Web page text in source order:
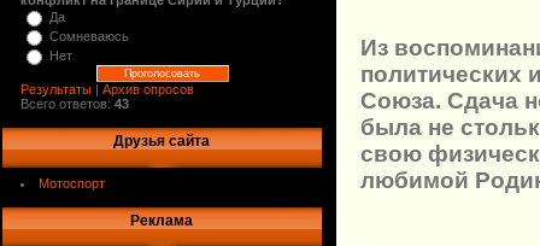
Да
Сомневаюсь
Нет
Результаты | Архив опросов
Всего ответов: 43
Друзья сайта
Мотоспорт
Реклама
Из
политических
Союза. Сдача
была не
свою
любимой